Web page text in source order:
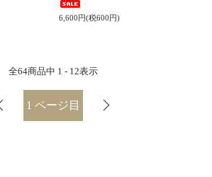
6,600円(税600円)
全64商品中 1 - 12表示
1 ページ目